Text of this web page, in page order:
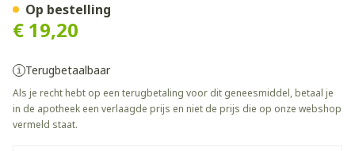
€ 19,20
Terugbetaalbaar
Als je recht hebt op een terugbetaling voor dit geneesmiddel, betaal je
in de apotheek een verlaagde prijs en niet de prijs die op onze webshop
vermeld staat.
Op bestelling